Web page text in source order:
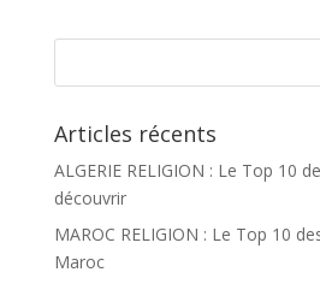
Articles récents
ALGERIE RELIGION : Le Top 10
découvrir
MAROC RELIGION : Le Top 10
Maroc